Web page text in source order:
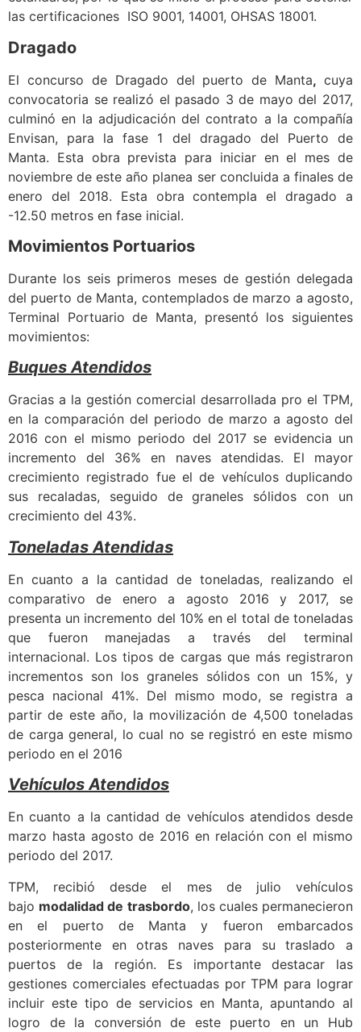
las certificaciones ISO 9001, 14001, OHSAS 18001.
Dragado
El concurso de Dragado del puerto de Manta, cuya
convocatoria se realizó el pasado 3 de mayo del 2017,
culminó en la adjudicación del contrato a la compañía
Envisan, para la fase 1 del dragado del Puerto de
Manta. Esta obra prevista para iniciar en el mes de
noviembre de este año planea ser concluida a finales de
enero del 2018. Esta obra contempla el dragado a
-12.50 metros en fase inicial.
Movimientos Portuarios
Durante los seis primeros meses de gestión delegada
del puerto de Manta, contemplados de marzo a agosto,
Terminal Portuario de Manta, presentó los siguientes
movimientos:
Buques Atendidos
Gracias a la gestión comercial desarrollada pro el TPM,
en la comparación del periodo de marzo a agosto del
2016 con el mismo periodo del 2017 se evidencia un
incremento del 36% en naves atendidas. El mayor
crecimiento registrado fue el de vehículos duplicando
sus recaladas, seguido de graneles sólidos con un
crecimiento del 43%.
Toneladas Atendidas
En cuanto a la cantidad de toneladas, realizando el
comparativo de enero a agosto 2016 y 2017, se
presenta un incremento del 10% en el total de toneladas
que fueron manejadas a través del terminal
internacional. Los tipos de cargas que más registraron
incrementos son los graneles sólidos con un 15%, y
pesca nacional 41%. Del mismo modo, se registra a
partir de este año, la movilización de 4,500 toneladas
de carga general, lo cual no se registró en este mismo
periodo en el 2016
Vehículos Atendidos
En cuanto a la cantidad de vehículos atendidos desde
marzo hasta agosto de 2016 en relación con el mismo
periodo del 2017.
TPM, recibió desde el mes de julio vehículos
bajo modalidad de trasbordo, los cuales permanecieron
en el puerto de Manta y fueron embarcados
posteriormente en otras naves para su traslado a
puertos de la región. Es importante destacar las
gestiones comerciales efectuadas por TPM para lograr
incluir este tipo de servicios en Manta, apuntando al
logro de la conversión de este puerto en un Hub